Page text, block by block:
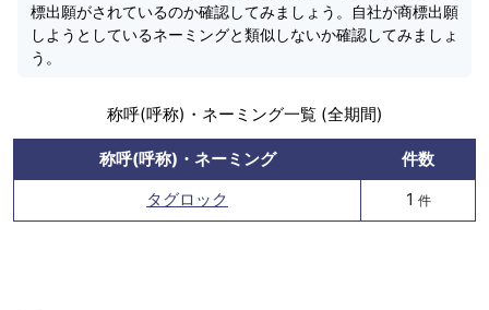
標出願がされているのか確認してみましょう。自社が商標出願
しようとしているネーミングと類似しないか確認してみましょ
う。
称呼(呼称)・ネーミング一覧 (全期間)
称呼(呼称)・ネーミング
件数
タグロック
1 件